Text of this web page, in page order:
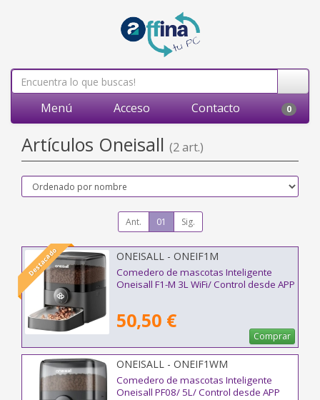
Menú Acceso Contacto 0
Artículos Oneisall (2 art.)
Ant. 01 Sig.
Destacado ONEISALL - ONEIF1M
Comedero de mascotas Inteligente
Oneisall F1-M 3L WiFi/ Control desde APP
50,50 €
Comprar
ONEISALL - ONEIF1WM
Comedero de mascotas Inteligente
Oneisall PF08/ 5L/ Control desde APP